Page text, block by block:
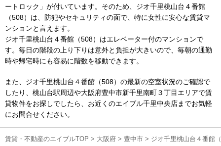
ートロック」が付いています。そのため、ジオ千里桃山台４番館
（508）は、防犯やセキュリティの面で、特に女性に安心な賃貸マ
ンションと言えます。
ジオ千里桃山台４番館（508）はエレベーター付のマンションで
す。毎日の階段の上り下りは意外と負担が大きいので、毎朝の通勤
時や帰宅時にも容易に階数を移動できます。
また、ジオ千里桃山台４番館（508）の最新の空室状況のご確認で
したり、桃山台駅周辺や大阪府豊中市新千里南町３丁目エリアで賃
貸物件をお探しでしたら、お近くのエイブル千里中央店までお気軽
にお問合せください。
賃貸・不動産のエイブルTOP > 大阪府 > 豊中市 > ジオ千里桃山台４番館